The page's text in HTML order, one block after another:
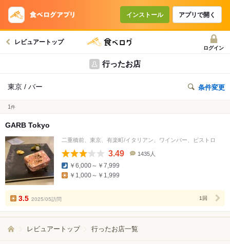
インストール アプリで開く
レビュアートップ
ログイン
行ったお店
東京 / バー 条件変更
1 件
GARB Tokyo
二重橋前、東京、有楽町/イタリアン、ワインバー、ビストロ
3.49
数
1435人
￥6,000～￥7,999
￥1,000～￥1,999
3.5 2025/05訪問 1回
レビュアートップ 行ったお店一覧